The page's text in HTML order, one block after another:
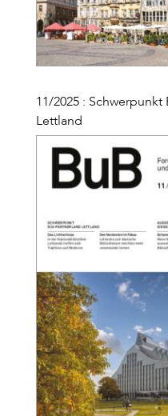
11/2025 : Schwerpunkt
Lettland